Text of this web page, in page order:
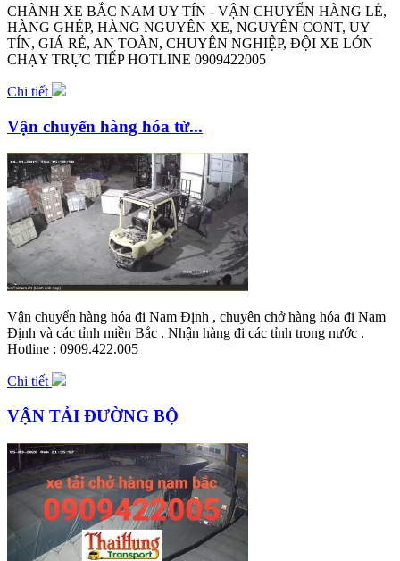
CHÀNH XE BẮC NAM UY TÍN - VẬN CHUYỂN HÀNG LẺ,
HÀNG GHÉP, HÀNG NGUYÊN XE, NGUYÊN CONT, UY
TÍN, GIÁ RẺ, AN TOÀN, CHUYÊN NGHIỆP, ĐỘI XE LỚN
CHẠY TRỰC TIẾP HOTLINE 0909422005
Chi tiết
Vận chuyển hàng hóa từ...
Vận chuyển hàng hóa đi Nam Định , chuyên chở hàng hóa đi Nam
Định và các tỉnh miền Bắc . Nhận hàng đi các tỉnh trong nước .
Hotline : 0909.422.005
Chi tiết
VẬN TẢI ĐƯỜNG BỘ